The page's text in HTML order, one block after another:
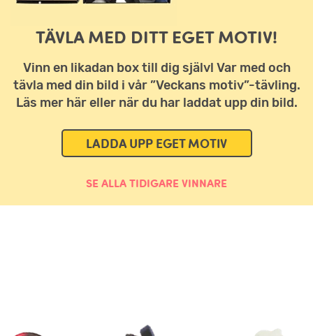
TÄVLA MED DITT EGET MOTIV!
Vinn en likadan box till dig själv! Var med och
tävla med din bild i vår ”Veckans motiv”-tävling.
Läs mer här eller när du har laddat upp din bild.
LADDA UPP EGET MOTIV
SE ALLA TIDIGARE VINNARE